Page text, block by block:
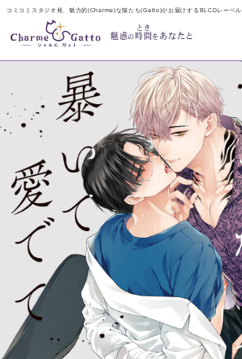
コミコミスタジオ発、魅力的(Charme)な猫たち(Gatto)がお届けするBLCDレーベル
魅惑の 時間
とき
を あなたと